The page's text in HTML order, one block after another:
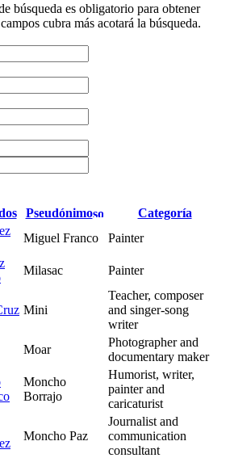
búsqueda es obligatorio para obtener
cubra más acotará la búsqueda.
Pseudónimo
Categoría
Miguel Franco Painter
Milasac Painter
Mini
Teacher, composer
and singer-song
writer
Moar
Photographer and
documentary maker
Moncho
Borrajo
Humorist, writer,
painter and
caricaturist
Moncho Paz
Journalist and
communication
consultant